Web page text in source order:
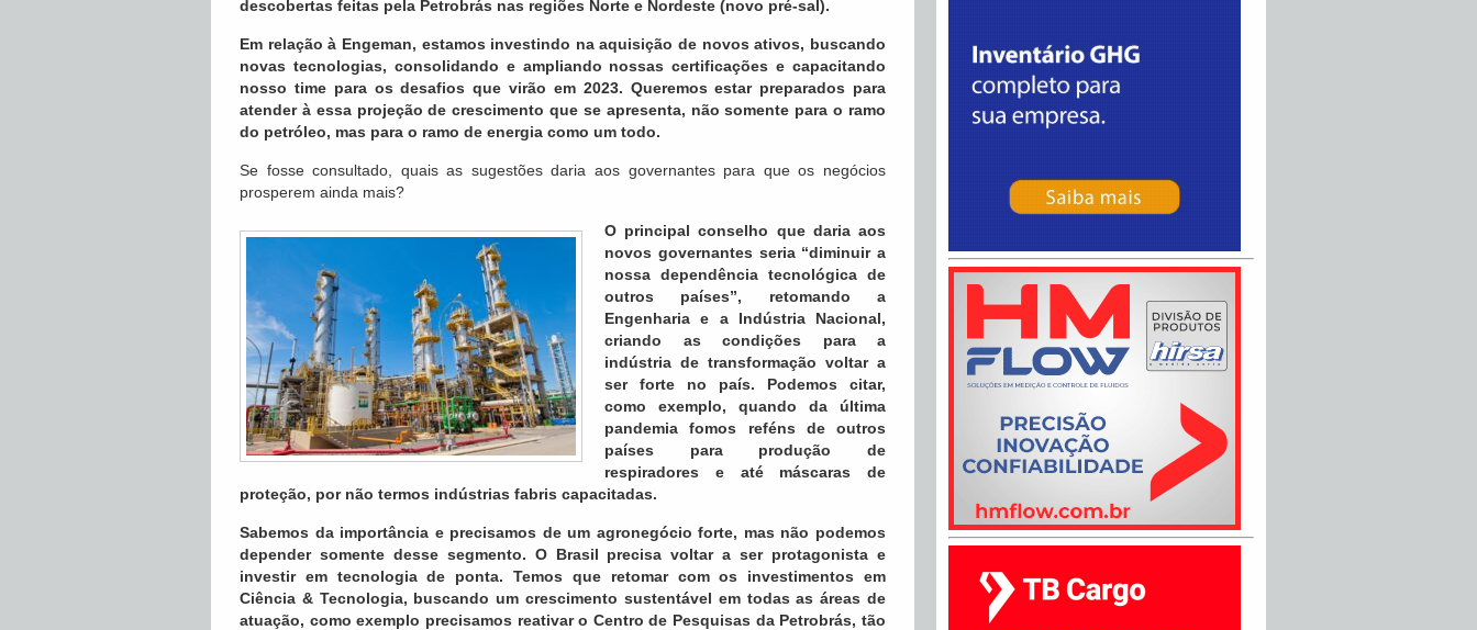
descobertas feitas pela Petrobrás nas regiões Norte e Nordeste (novo pré-sal).
Em relação à Engeman, estamos investindo na aquisição de novos ativos, buscando
novas tecnologias, consolidando e ampliando nossas certificações e capacitando
nosso time para os desafios que virão em 2023. Queremos estar preparados para
atender à essa projeção de crescimento que se apresenta, não somente para o ramo
do petróleo, mas para o ramo de energia como um todo.
Se fosse consultado, quais as sugestões daria aos governantes para que os negócios
prosperem ainda mais?
O principal conselho que daria aos
novos governantes seria “diminuir a
nossa dependência tecnológica de
outros países”, retomando a
Engenharia e a Indústria Nacional,
criando as condições para a
indústria de transformação voltar a
ser forte no país. Podemos citar,
como exemplo, quando da última
pandemia fomos reféns de outros
países para produção de
respiradores e até máscaras de
proteção, por não termos indústrias fabris capacitadas.
Sabemos da importância e precisamos de um agronegócio forte, mas não podemos
depender somente desse segmento. O Brasil precisa voltar a ser protagonista e
investir em tecnologia de ponta. Temos que retomar com os investimentos em
Ciência & Tecnologia, buscando um crescimento sustentável em todas as áreas de
atuação, como exemplo precisamos reativar o Centro de Pesquisas da Petrobrás, tão